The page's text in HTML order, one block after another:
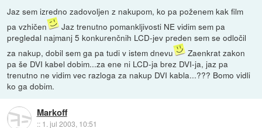
Jaz sem izredno zadovoljen z nakupom, ko pa poženem kak film
pa vzhičen
Jaz trenutno pomankljivosti NE vidim sem pa
pregledal najmanj 5 konkurenčnih LCD-jev preden sem se odločil
za nakup, dobil sem ga pa tudi v istem dnevu
Zaenkrat zakon
pa še DVI kabel dobim...za ene ni LCD-ja brez DVI-ja, jaz pa
trenutno ne vidim vec razloga za nakup DVI kabla...??? Bomo vidli
ko ga dobim.
Markoff
:: 1. jul 2003, 10:51